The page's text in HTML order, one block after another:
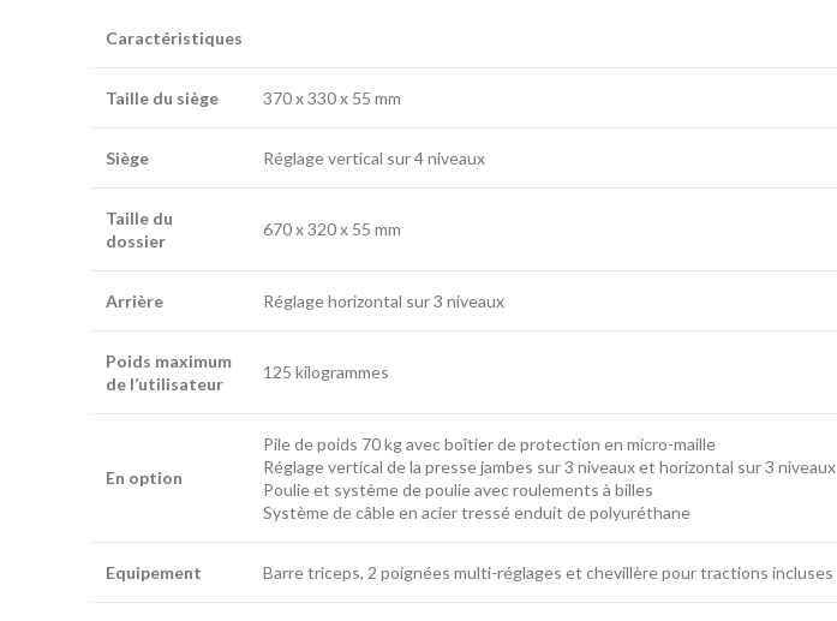
Caractéristiques
Taille du siège 370 x 330 x 55 mm
Siège Réglage vertical sur 4 niveaux
Taille du
dossier
670 x 320 x 55 mm
Arrière Réglage horizontal sur 3 niveaux
Poids maximum
de l’utilisateur
125 kilogrammes
En option
Pile de poids 70 kg avec boîtier de protection en micro-maille
Réglage vertical de la presse jambes sur 3 niveaux et horizontal sur 3 niveaux
Poulie et système de poulie avec roulements à billes
Système de câble en acier tressé enduit de polyuréthane
Equipement Barre triceps, 2 poignées multi-réglages et chevillère pour tractions incluses